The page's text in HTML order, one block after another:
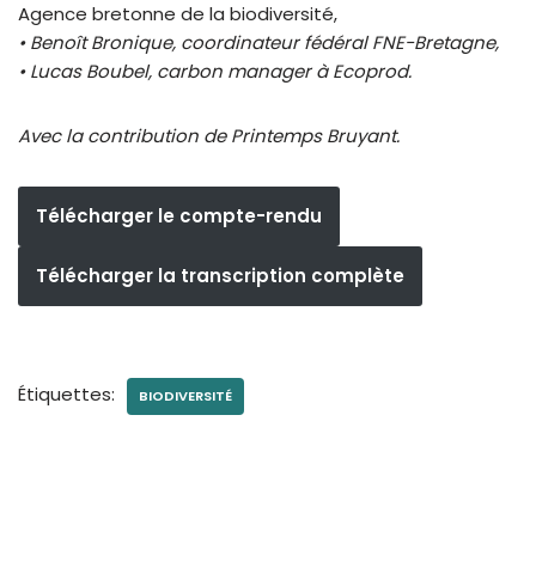
Agence bretonne de la biodiversité,
• Benoît Bronique, coordinateur fédéral FNE-Bretagne,
• Lucas Boubel, carbon manager à Ecoprod.
Avec la contribution de Printemps Bruyant.
Télécharger le compte-rendu
Télécharger la transcription complète
Étiquettes: BIODIVERSITÉ